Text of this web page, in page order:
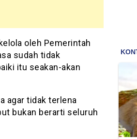
oleh Pemerintah
sudah tidak
itu seakan-akan
agar tidak terlena
bukan berarti seluruh